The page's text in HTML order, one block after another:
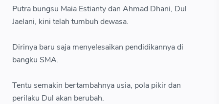
Putra bungsu Maia Estianty dan Ahmad Dhani, Dul
Jaelani, kini telah tumbuh dewasa.
Dirinya baru saja menyelesaikan pendidikannya di
bangku SMA.
Tentu semakin bertambahnya usia, pola pikir dan
perilaku Dul akan berubah.